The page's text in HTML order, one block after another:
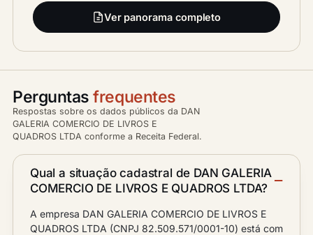
Ver panorama completo
Perguntasfrequentes
Respostas sobre os dados públicos da DAN
GALERIA COMERCIO DE LIVROS E
QUADROS LTDA conforme a Receita Federal.
Qual a situação cadastral de DAN GALERIA
COMERCIO DE LIVROS E QUADROS LTDA?
A empresa DAN GALERIA COMERCIO DE LIVROS E
QUADROS LTDA (CNPJ 82.509.571/0001-10) está com